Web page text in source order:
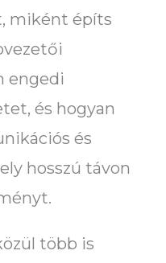
miként építs
engedi
és hogyan
és
hosszú távon
több is